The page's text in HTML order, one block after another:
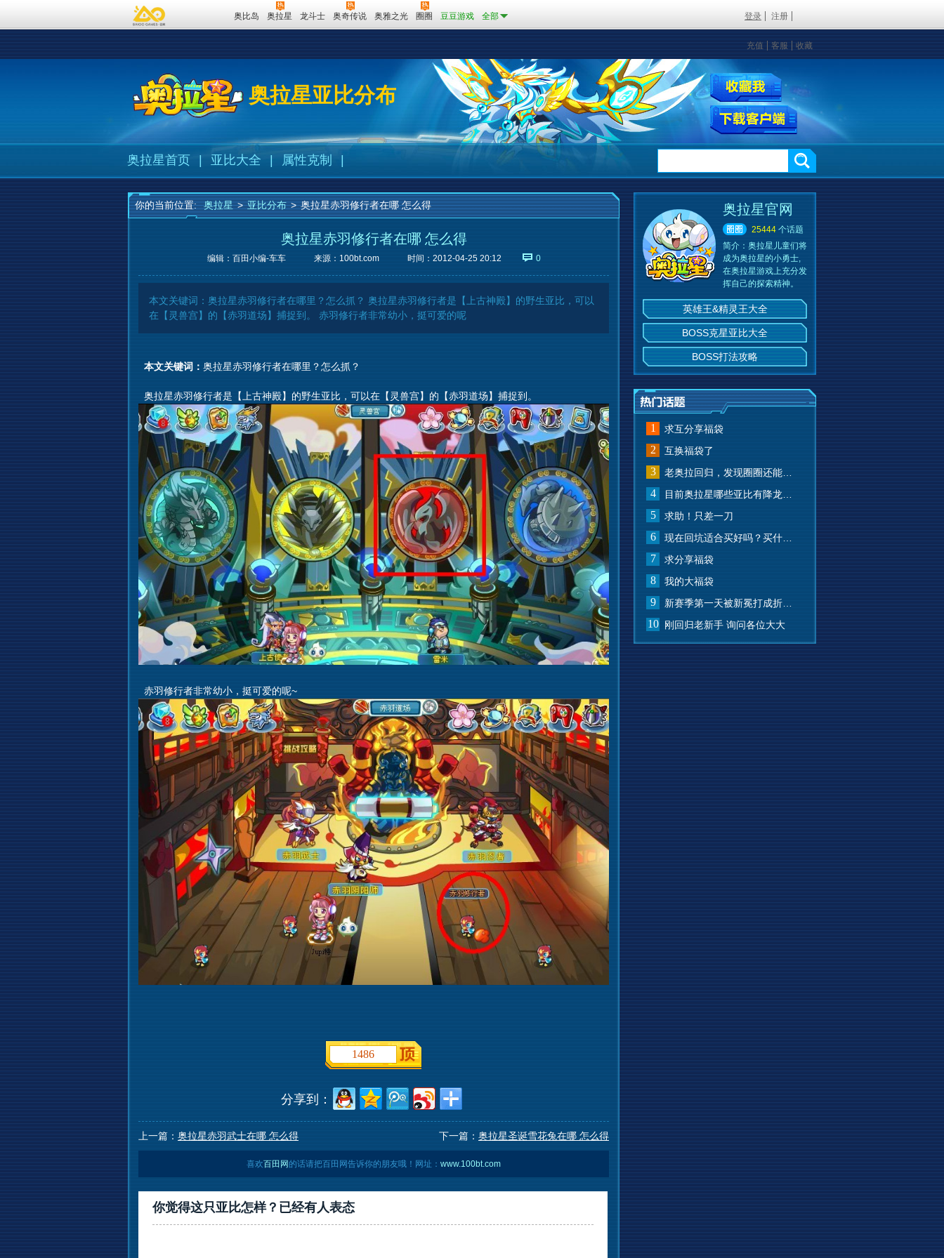
奥比岛 奥拉星 龙斗士 奥奇传说 奥雅之光 圈圈 豆豆游戏 全部 登录 注册
充值 客服 收藏
奥拉星亚比分布
奥拉星首页 亚比大全 属性克制
你的当前位置: 奥拉星 > 亚比分布 > 奥拉星赤羽修行者在哪 怎么得
奥拉星赤羽修行者在哪 怎么得
编辑：百田小编-车车 来源： 100bt.com 时间：2012-04-25 20:12 0
本文关键词：奥拉星赤羽修行者在哪里？怎么抓？ 奥拉星赤羽修行者是【上古神殿】的野生亚比，可以
在【灵兽宫】的【赤羽道场】捕捉到。 赤羽修行者非常幼小，挺可爱的呢
本文关键词： 奥拉星赤羽修行者在哪里？怎么抓？
奥拉星赤羽修行者是【上古神殿】的野生亚比，可以在【灵兽宫】的【赤羽道场】捕捉到。
赤羽修行者非常幼小，挺可爱的呢~
1486
分享到：
上一篇： 奥拉星赤羽武士在哪 怎么得 下一篇： 奥拉星圣诞雪花兔在哪 怎么得
喜欢百田网 的话请把百田网告诉你的朋友哦！网址： www.100bt.com
你觉得这只亚比怎样？已经有人表态
奥拉星官网
25444 个话题
简介： 奥拉星儿童们将
成为奥拉星的小勇士,
在奥拉星游戏上充分发
挥自己的探索精神。
英雄王&精灵王大全
BOSS克星亚比大全
BOSS打法攻略
1 求互分享福袋
2 互换福袋了
3
4
5 求助！只差一刀
6
7 求分享福袋
8 我的大福袋
9
10 刚回归老新手 询问各位大大